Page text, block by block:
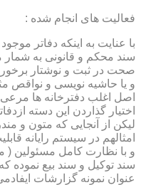
فعالیت های انجام شده :
با عنایت به اینکه دفاتر
سند محکم و قانونی به شمار
صحت در ثبت و نوشتار
و یا حاشیه نویسی و نواقص
اصل اغلب دفترخانه ها مرعی
اختیار گذاردن این دسته
لیکن از آنجایی که متون و
امثالهم در سیستم رایانه
و با نظارت کامل مسئولین (
سند توکیل و سند بیع
عنوان نمونه گزارشات